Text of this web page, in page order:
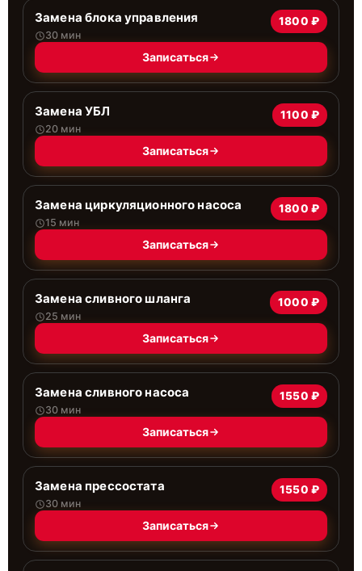
Замена блока управления
30 мин
1800 ₽
Записаться
Замена УБЛ
20 мин
1100 ₽
Записаться
Замена циркуляционного насоса
15 мин
1800 ₽
Записаться
Замена сливного шланга
25 мин
1000 ₽
Записаться
Замена сливного насоса
30 мин
1550 ₽
Записаться
Замена прессостата
30 мин
1550 ₽
Записаться